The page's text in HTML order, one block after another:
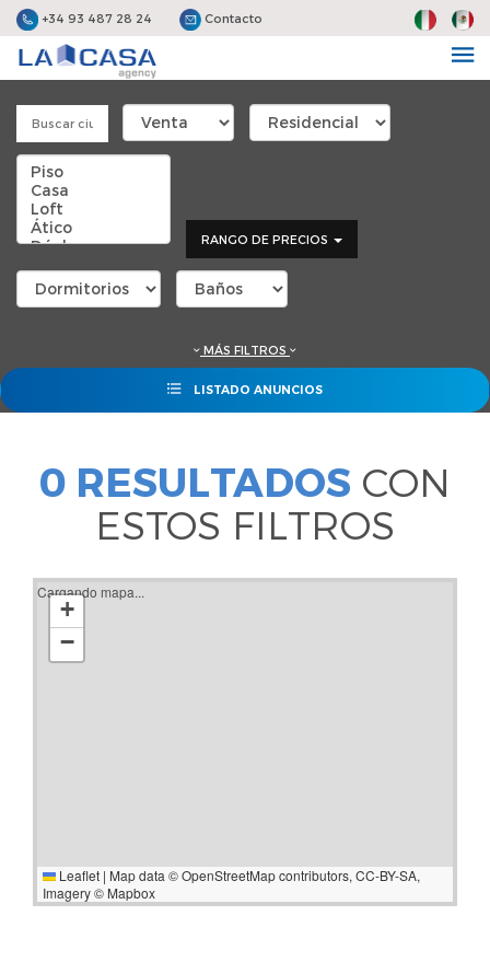
+34 93 487 28 24 Contacto
RANGO DE PRECIOS
MÁS FILTROS
LISTADO ANUNCIOS
0 RESULTADOS CON
ESTOS FILTROS
Cargando mapa...
+
−
Leaflet | Map data ©OpenStreetMapcontributors, CC-BY-SA,
Imagery © Mapbox